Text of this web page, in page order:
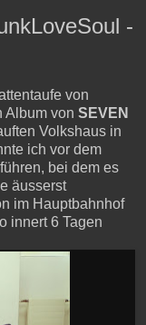
-
von
Album von SEVEN
Volkshaus in
ich vor dem
bei dem es
äusserst
im Hauptbahnhof
innert 6 Tagen